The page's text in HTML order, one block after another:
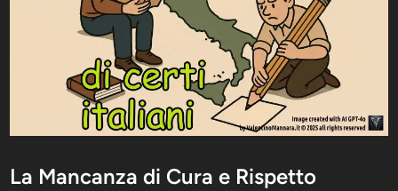
La Mancanza di Cura e Rispetto